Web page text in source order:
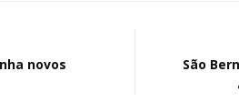
novos
São